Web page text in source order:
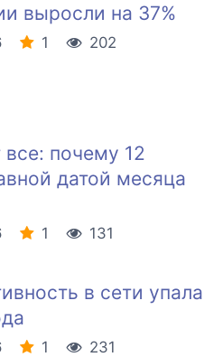
выросли на 37%
1
202
почему 12
датой месяца
1
131
в сети упала
1
231